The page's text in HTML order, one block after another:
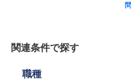
関連条件で探す
職種